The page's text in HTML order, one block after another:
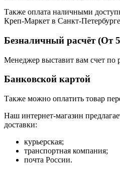
Также оплата наличными
Креп-Маркет в Санкт-
Безналичный расчёт (От
Менеджер выставит вам счет по
Банковской картой
Также можно оплатить товар
Наш интернет-магазин
доставки:
курьерская;
транспортная компания;
почта России.